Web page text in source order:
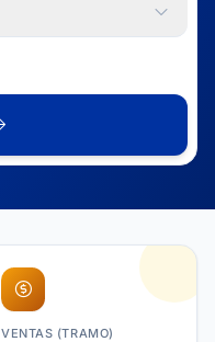
VENTAS (TRAMO)